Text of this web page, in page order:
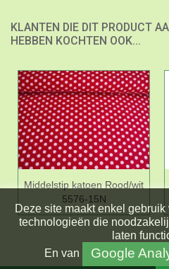
KLANTEN DIE DIT PRODUCT
HEBBEN KOCHTEN OOK...
Middelstip katoen Rood/wit
5576-15N
Deze site maakt enkel
technologieën die
laten
En van Google